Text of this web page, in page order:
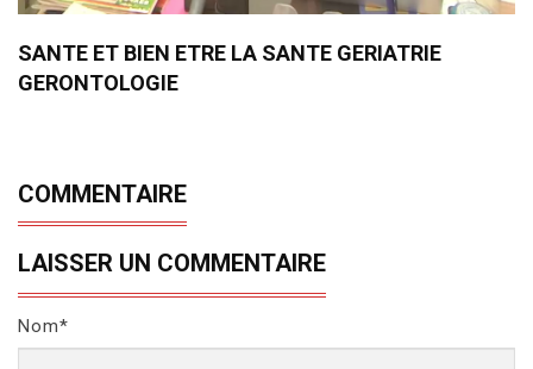
SANTE ET BIEN ETRE LA SANTE GERIATRIE
GERONTOLOGIE
COMMENTAIRE
LAISSER UN COMMENTAIRE
Nom*